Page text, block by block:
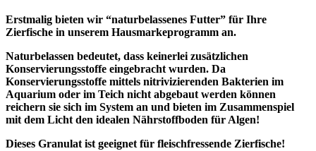
Erstmalig bieten wir “naturbelassenes Futter” für Ihre
Zierfische in unserem Hausmarkeprogramm an.
Naturbelassen bedeutet, dass keinerlei zusätzlichen
Konservierungsstoffe eingebracht wurden. Da
Konservierungsstoffe mittels nitrivizierenden Bakterien im
Aquarium oder im Teich nicht abgebaut werden können
reichern sie sich im System an und bieten im Zusammenspiel
mit dem Licht den idealen Nährstoffboden für Algen!
Dieses Granulat ist geeignet für fleischfressende Zierfische!